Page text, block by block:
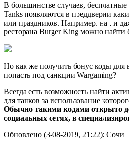
В большинстве случаев,
Tanks появляются в преддверии
или праздников. Например, на , и
ресторана Burger King можно
Но как же получить бонус коды для
попасть под санкции Wargaming?
Всегда есть возможность найти
для танков за использование
Обычно такими кодами открыто
социальных сетях, в
Обновлено (3-08-2019, 21:22): Сочи